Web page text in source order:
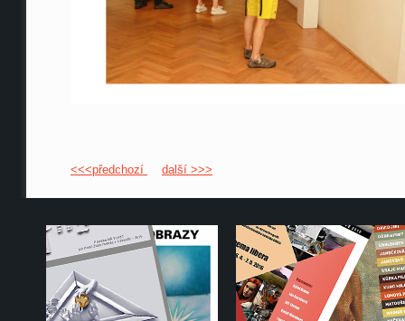
<<<předchozí další >>>